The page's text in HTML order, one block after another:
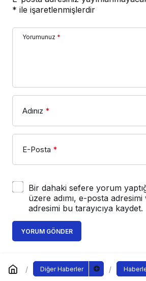
* ile işaretlenmişlerdir
Yorumunuz *
Adınız *
E-Posta *
Bir dahaki sefere yorum
üzere adımı, e-posta
adresimi bu tarayıcıya kaydet.
YORUM GÖNDER
Diğer Haberler